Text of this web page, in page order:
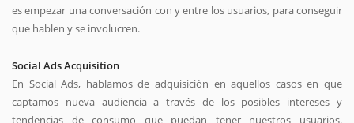
es empezar una conversación con y entre los usuarios, para conseguir
que hablen y se involucren.
Social Ads Acquisition
En Social Ads, hablamos de adquisición en aquellos casos en que
captamos nueva audiencia a través de los posibles intereses y
tendencias de consumo que puedan tener nuestros usuarios.